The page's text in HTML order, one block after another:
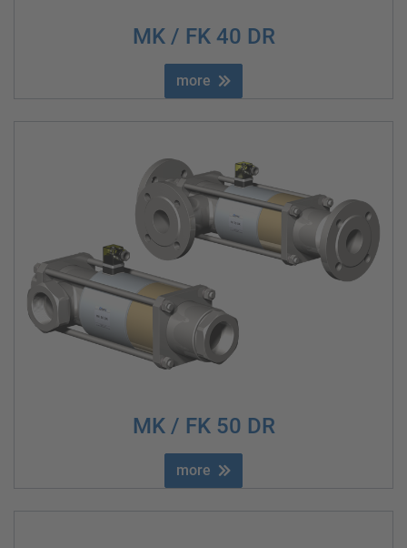
MK / FK 40 DR
more
MK / FK 50 DR
more